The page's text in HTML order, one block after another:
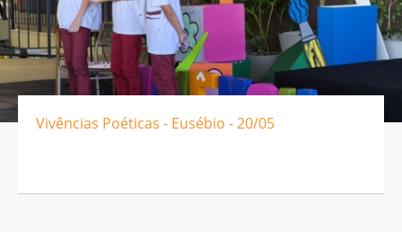
Vivências Poéticas - Eusébio - 20/05